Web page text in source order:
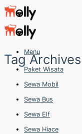
Skip
to
content
Menu
Paket Wisata
Sewa Mobil
Sewa Bus
Sewa Elf
Sewa Hiace
Tag